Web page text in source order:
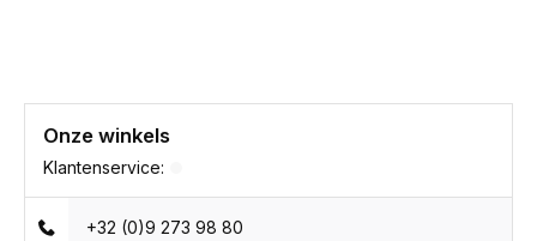
Onze winkels
Klantenservice:
+32 (0)9 273 98 80